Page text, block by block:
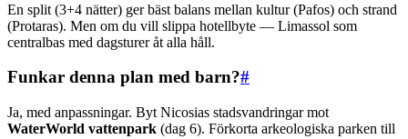
En split (3+4 nätter) ger bäst balans mellan kultur (Pafos) och strand
(Protaras). Men om du vill slippa hotellbyte — Limassol som
centralbas med dagsturer åt alla håll.
Funkar denna plan med barn?#
Ja, med anpassningar. Byt Nicosias stadsvandringar mot
WaterWorld vattenpark (dag 6). Förkorta arkeologiska parken till